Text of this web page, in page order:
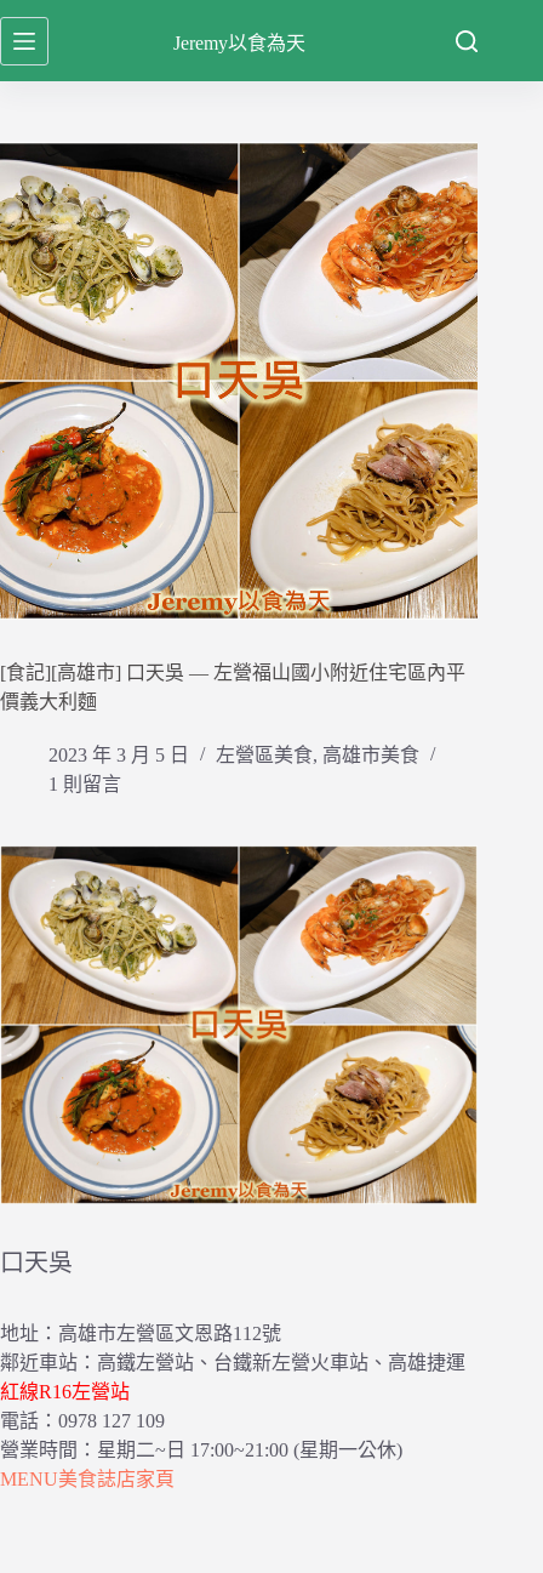
跳
至
容
Jeremy以食為天
[食記][高雄市] 口天吳 — 左營福山國小附近住宅區內平
價義大利麵
2023 年 3 月 5 日 左營區美食, 高雄市美食
1 則留言
口天吳
地址：高雄市左營區文恩路112號
鄰近車站：高鐵左營站、台鐵新左營火車站、高雄捷運
紅線R16左營站
電話：0978 127 109
營業時間：星期二~日 17:00~21:00 (星期一公休)
MENU美食誌店家頁